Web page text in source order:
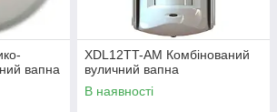
вапна
XDL12TT-AM Комбінований
вуличний вапна
В наявності